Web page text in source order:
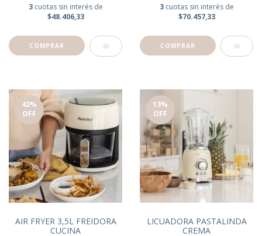
3 cuotas sin interés de
$48.406,33
3 cuotas sin interés de
$70.457,33
42%
OFF
AIR FRYER 3,5L FREIDORA
CUCINA
13%
OFF
LICUADORA PASTALINDA
CREMA